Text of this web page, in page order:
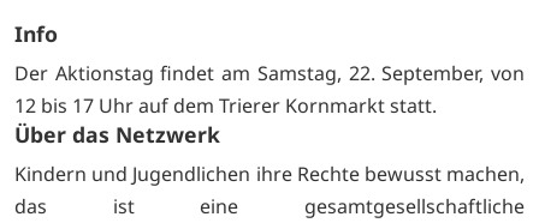
Info
Der Aktionstag findet am Samstag, 22. September, von
12 bis 17 Uhr auf dem Trierer Kornmarkt statt.
Über das Netzwerk
Kindern und Jugendlichen ihre Rechte bewusst machen,
das ist eine gesamtgesellschaftliche